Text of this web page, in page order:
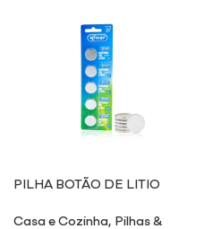
PILHA BOTÃO DE LITIO
Casa e Cozinha, Pilhas &